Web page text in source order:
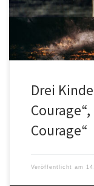
Drei
Courage“
Veröffentlicht am